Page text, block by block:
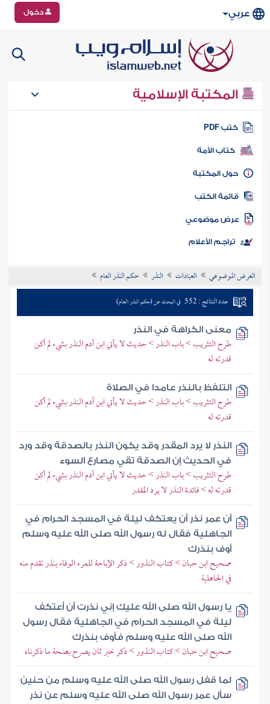
عربي دخول
المكتبة الإسلامية
كتب PDF
كتاب الأمة
المكتبة
الكتب
موضوعي
تراجم الأعلام
العرض الموضوعي العبادات النذر حكم النذر العام
عدد النتائج : 552 في البحث عن (حكم النذر العام)
معنى الكراهة في النذر
طرح التثريب > باب النذر > حديث لا يأتي ابن آدم النذر بشيء لم أكن
قدرته له
التلفظ بالنذر عامدا في الصلاة
طرح التثريب > باب النذر > حديث لا يأتي ابن آدم النذر بشيء لم أكن
قدرته له
النذر لا يرد المقدر وقد يكون النذر بالصدقة وقد ورد
في الحديث إن الصدقة تقي مصارع السوء
طرح التثريب > باب النذر > حديث لا يأتي ابن آدم النذر بشيء لم أكن
قدرته له > فائدة النذر لا يرد المقدر
أن عمر نذر أن يعتكف ليلة في المسجد الحرام في
الجاهلية فقال له رسول الله صلى الله عليه وسلم
أوف بنذرك
صحيح ابن حبان > كتاب النذور > ذكر الإباحة للمرء الوفاء بنذر تقدم منه
في الجاهلية
يا رسول الله صلى الله عليك إني نذرت أن أعتكف
ليلة في المسجد الحرام في الجاهلية فقال رسول
الله صلى الله عليه وسلم فأوف بنذرك
صحيح ابن حبان > كتاب النذور > ذكر خبر ثان يصرح بصحة ما ذكرناه
لما قفل رسول الله صلى الله عليه وسلم من حنين
سأل عمر رسول الله صلى الله عليه وسلم عن نذر